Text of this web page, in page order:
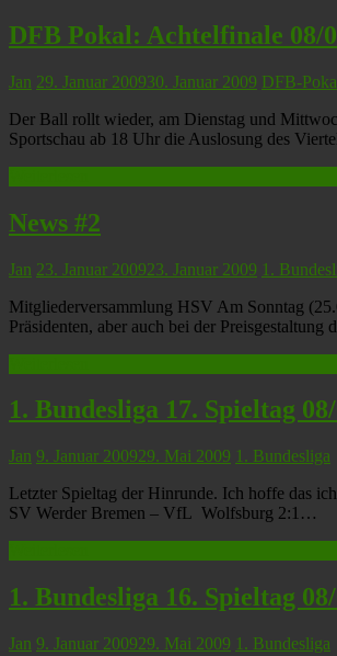
DFB Pokal: Achtelfinale 08/
Jan 29. Januar 200930. Januar 2009 DFB-
Der Ball rollt wieder, am Dienstag und
Sportschau ab 18 Uhr die Auslosung des
News #2
Jan 23. Januar 200923. Januar 2009 1.
Mitgliederversammlung HSV Am Sonntag
Präsidenten, aber auch bei der
1. Bundesliga 17. Spieltag
Jan 9. Januar 200929. Mai 2009 1. Bundesliga
Letzter Spieltag der Hinrunde. Ich hoffe das
SV Werder Bremen – VfL Wolfsburg 2:1…
1. Bundesliga 16. Spieltag
Jan 9. Januar 200929. Mai 2009 1. Bundesliga